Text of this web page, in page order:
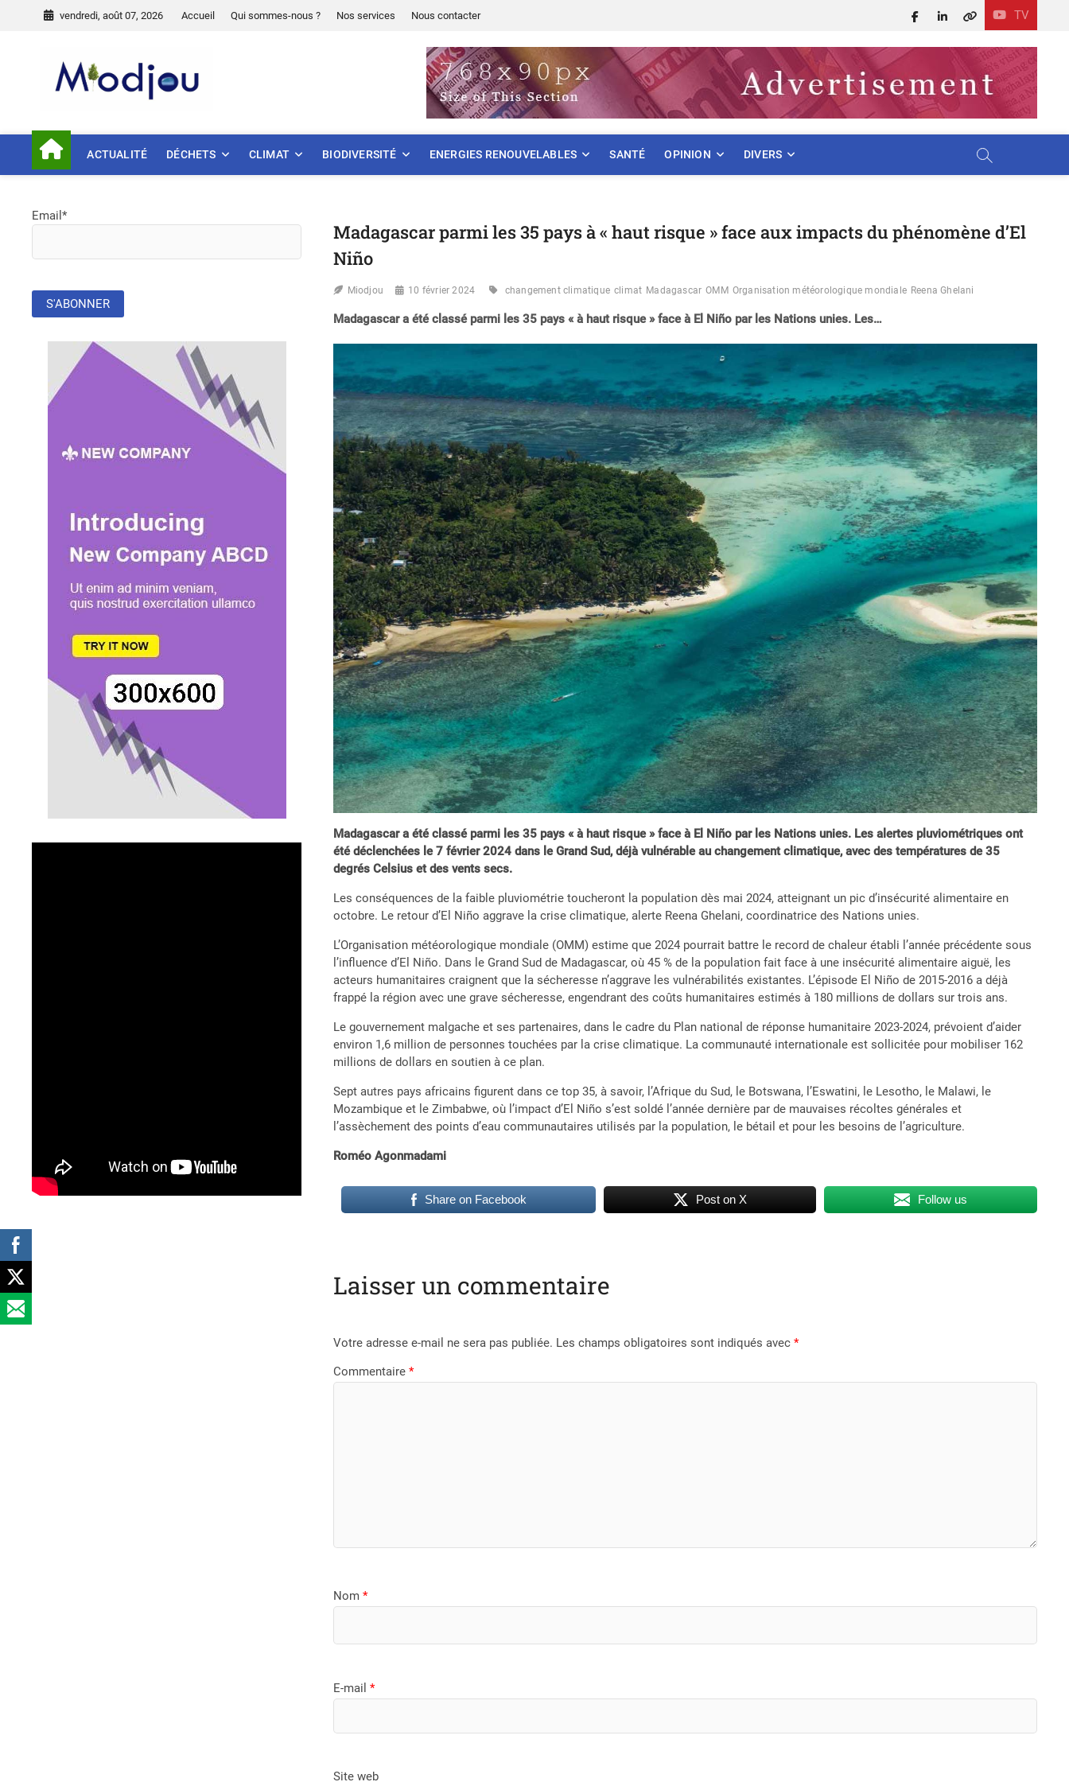
vendredi, août 07, 2026 Accueil Qui sommes-nous ? Nos services Nous contacter TV
Facebook
LinkedIn
X
ACTUALITÉ DÉCHETS CLIMAT BIODIVERSITÉ ENERGIES RENOUVELABLES SANTÉ OPINION DIVERS
Madagascar parmi les 35 pays à « haut risque » face aux impacts du phénomène d’El
Niño
Miodjou 10 février 2024 changement climatique climat Madagascar OMM Organisation météorologique mondiale Reena Ghelani
Madagascar a été classé parmi les 35 pays « à haut risque » face à El Niño par les Nations unies. Les…
Madagascar a été classé parmi les 35 pays « à haut risque » face à El Niño par les Nations unies. Les alertes pluviométriques ont
été déclenchées le 7 février 2024 dans le Grand Sud, déjà vulnérable au changement climatique, avec des températures de 35
degrés Celsius et des vents secs.
Les conséquences de la faible pluviométrie toucheront la population dès mai 2024, atteignant un pic d’insécurité alimentaire en
octobre. Le retour d’El Niño aggrave la crise climatique, alerte Reena Ghelani, coordinatrice des Nations unies.
L’Organisation météorologique mondiale (OMM) estime que 2024 pourrait battre le record de chaleur établi l’année précédente sous
l’influence d’El Niño. Dans le Grand Sud de Madagascar, où 45 % de la population fait face à une insécurité alimentaire aiguë, les
acteurs humanitaires craignent que la sécheresse n’aggrave les vulnérabilités existantes. L’épisode El Niño de 2015-2016 a déjà
frappé la région avec une grave sécheresse, engendrant des coûts humanitaires estimés à 180 millions de dollars sur trois ans.
Le gouvernement malgache et ses partenaires, dans le cadre du Plan national de réponse humanitaire 2023-2024, prévoient d’aider
environ 1,6 million de personnes touchées par la crise climatique. La communauté internationale est sollicitée pour mobiliser 162
millions de dollars en soutien à ce plan.
Sept autres pays africains figurent dans ce top 35, à savoir, l’Afrique du Sud, le Botswana, l’Eswatini, le Lesotho, le Malawi, le
Mozambique et le Zimbabwe, où l’impact d’El Niño s’est soldé l’année dernière par de mauvaises récoltes générales et
l’assèchement des points d’eau communautaires utilisés par la population, le bétail et pour les besoins de l’agriculture.
Roméo Agonmadami
Share on Facebook Post on X Follow us
Laisser un commentaire
Votre adresse e-mail ne sera pas publiée. Les champs obligatoires sont indiqués avec*
Commentaire*
Nom*
E-mail*
Site web
Email*